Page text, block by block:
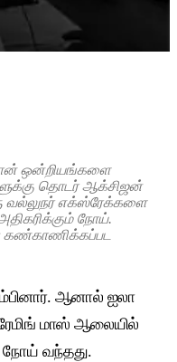
ஒன்றியங்களை
தொடர் ஆக்சிஜன்
வல்லுநர் எக்ஸ்ரேக்களை
நோய்.
கண்காணிக்கப்பட
ஆனால் ஐலா
ரேமிங் மாஸ் ஆலையில்
நோய் வந்தது.